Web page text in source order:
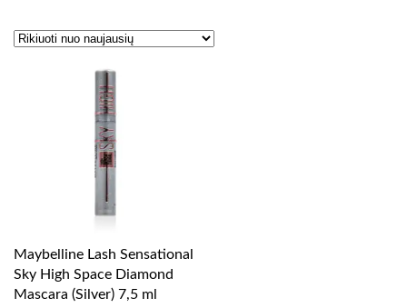
Maybelline Lash Sensational
Sky High Space Diamond
Mascara (Silver) 7,5 ml